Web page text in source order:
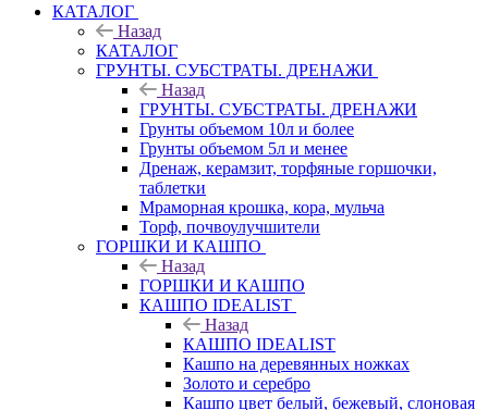
КАТАЛОГ
Назад
КАТАЛОГ
ГРУНТЫ. СУБСТРАТЫ. ДРЕНАЖИ
Назад
ГРУНТЫ. СУБСТРАТЫ. ДРЕНАЖИ
Грунты объемом 10л и более
Грунты объемом 5л и менее
Дренаж, керамзит, торфяные горшочки,
таблетки
Мраморная крошка, кора, мульча
Торф, почвоулучшители
ГОРШКИ И КАШПО
Назад
ГОРШКИ И КАШПО
КАШПО IDEALIST
Назад
КАШПО IDEALIST
Кашпо на деревянных ножках
Золото и серебро
Кашпо цвет белый, бежевый, слоновая